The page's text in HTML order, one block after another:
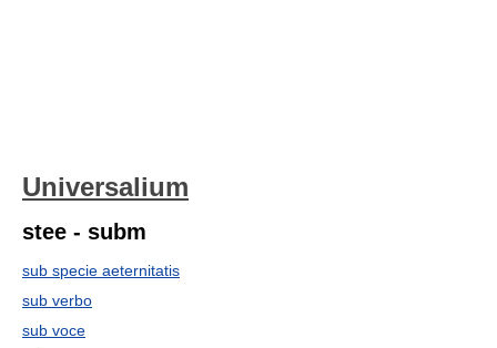
Universalium
stee - subm
sub specie aeternitatis
sub verbo
sub voce